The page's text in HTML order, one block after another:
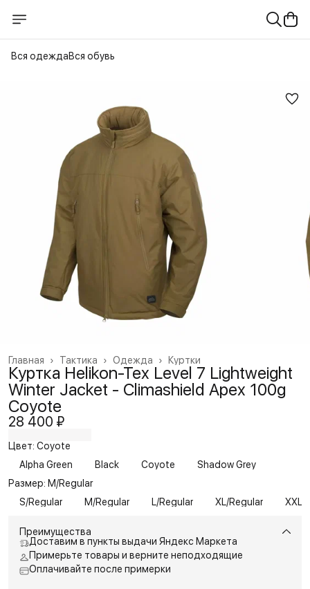
Вся одеждаВся обувь
Куртки
Одежда ›
Тактика ›
Главная ›
Куртка Helikon-Tex Level 7 Lightweight
Winter Jacket - Climashield Apex 100g
Coyote
28 400 ₽
Цвет: Coyote
Alpha Green
Black Coyote
Shadow Grey
Размер: M/Regular
S/Regular
M/Regular L/Regular XL/Regular XXL/
Преимущества
Доставим в пункты выдачи Яндекс Маркета
Примерьте товары и верните неподходящие
Оплачивайте после примерки